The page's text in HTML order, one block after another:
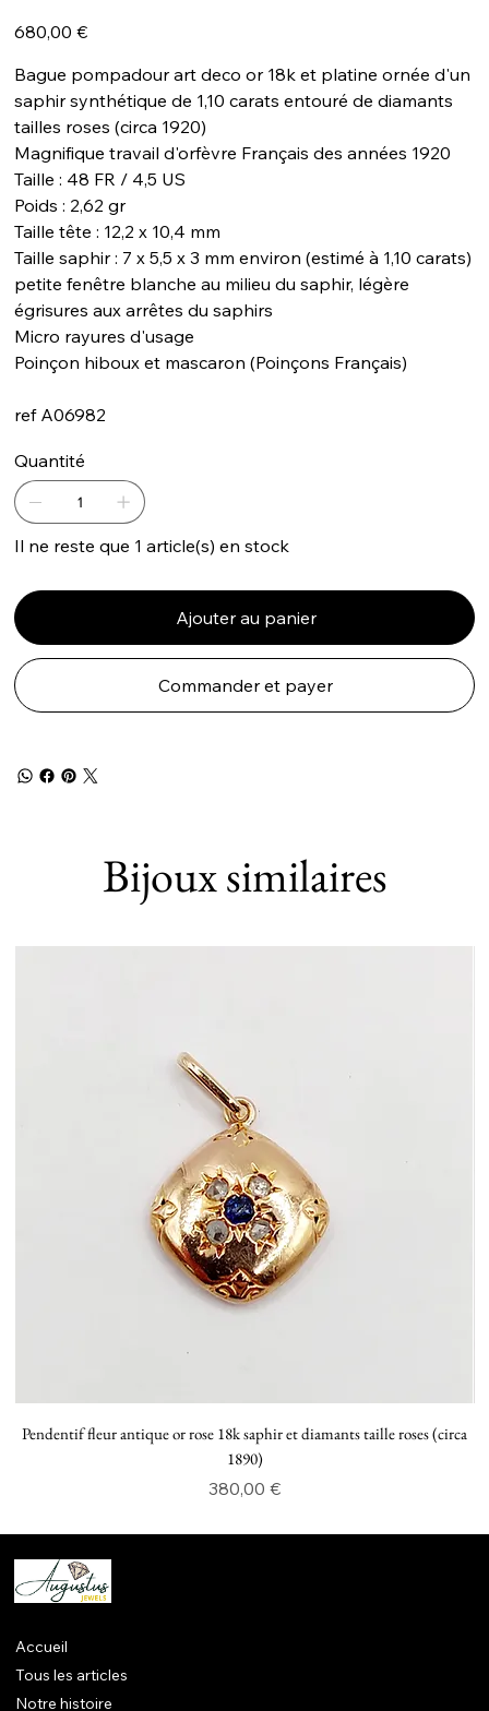
680,00 €
Bague pompadour art deco or 18k et platine ornée d'un
saphir synthétique de 1,10 carats entouré de diamants
tailles roses (circa 1920)
Magnifique travail d'orfèvre Français des années 1920
Taille : 48 FR / 4,5 US
Poids : 2,62 gr
Taille tête : 12,2 x 10,4 mm
Taille saphir : 7 x 5,5 x 3 mm environ (estimé à 1,10 carats)
petite fenêtre blanche au milieu du saphir, légère
égrisures aux arrêtes du saphirs
Micro rayures d'usage
Poinçon hiboux et mascaron (Poinçons Français)
ref A06982
Quantité
Il ne reste que 1 article(s) en stock
Ajouter au panier
Commander et payer
Bijoux similaires
Pendentif fleur antique or rose 18k saphir et diamants taille roses (circa
1890)
Prix
380,00 €
Accueil
Tous les articles
Notre histoire